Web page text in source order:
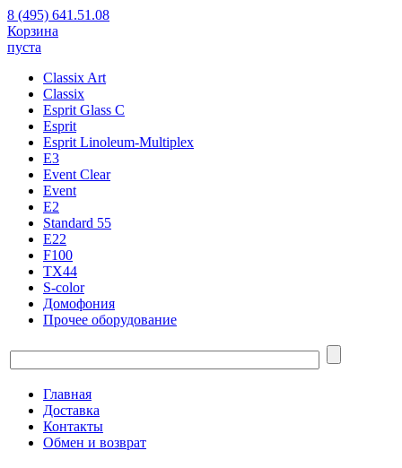
8 (495) 641.51.08
Корзина
пуста
Classix Art
Classix
Esprit Glass C
Esprit
Esprit Linoleum-Multiplex
E3
Event Clear
Event
E2
Standard 55
E22
F100
TX44
S-color
Домофония
Прочее оборудование
Главная
Доставка
Контакты
Обмен и возврат